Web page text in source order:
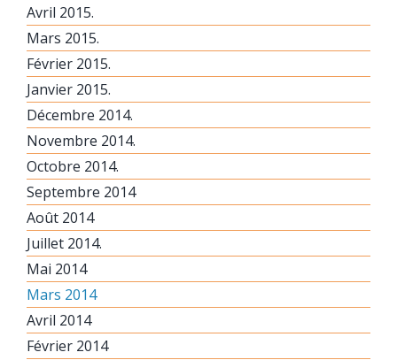
Avril 2015.
Mars 2015.
Février 2015.
Janvier 2015.
Décembre 2014.
Novembre 2014.
Octobre 2014.
Septembre 2014
Août 2014
Juillet 2014.
Mai 2014
Mars 2014
Avril 2014
Février 2014